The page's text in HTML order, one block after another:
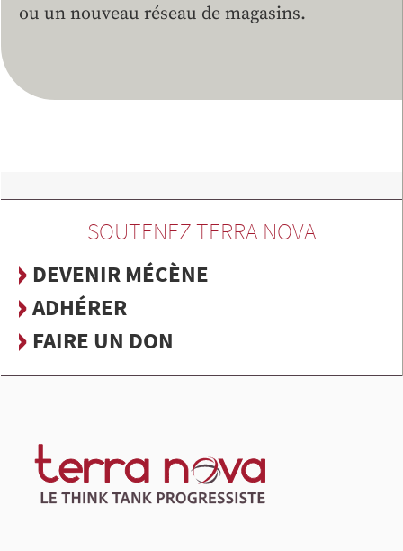
ou un nouveau réseau de magasins.
SOUTENEZ TERRA NOVA
DEVENIR MÉCÈNE
ADHÉRER
FAIRE UN DON